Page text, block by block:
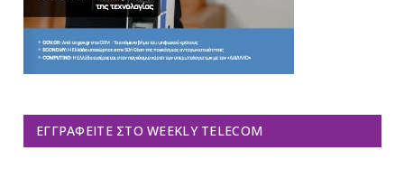
ΕΓΓΡΑΦΕΊΤΕ ΣΤΟ WEEKLY TELECOM